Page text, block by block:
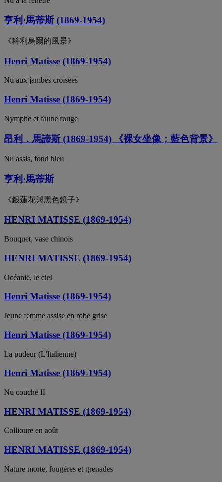
亨利·馬蒂斯 (1869-1954)
《科利烏爾的風景》
Henri Matisse (1869-1954)
Nu aux jambes croisées
Henri Matisse (1869-1954)
Nymphe et faune rouge
昂利．馬諦斯 (1869-1954) 《裸女坐像；藍色背景》
Nu assis, fond bleu
亨利·馬蒂斯
《銀蓮花與黑色鏡子》
HENRI MATISSE (1869-1954)
Bouquet, vase chinois
HENRI MATISSE (1869-1954)
Océanie, le ciel
Henri Matisse (1869-1954)
Jeune femme assise en robe grise
Henri Matisse (1869-1954)
La pudeur (L'Italienne)
Henri Matisse (1869-1954)
Nu couché II
HENRI MATISSE (1869-1954)
Collioure en août
HENRI MATISSE (1869-1954)
Nature morte, fougères et grenades